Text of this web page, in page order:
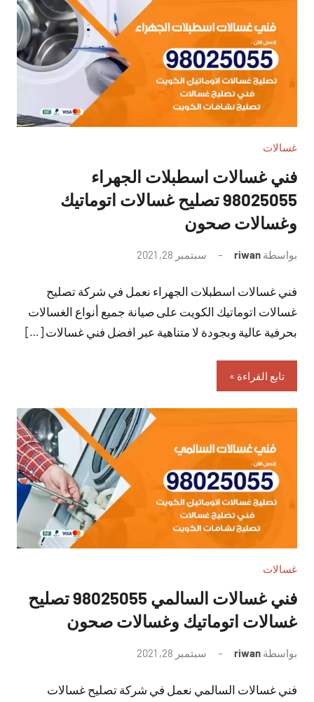
غسالات
فني غسالات اسطبلات الجهراء
98025055 تصليح غسالات اتوماتيك
وغسالات صحون
بواسطة riwan سبتمبر 28, 2021
تعليقات
فني غسالات اسطبلات الجهراء نعمل في شركة تصليح
غسالات اتوماتيك الكويت على صيانة جميع أنواع الغسالات
بحرفية عالية وبجودة لا متناهية عبر افضل فني غسالات […]
تابع القراءة
غسالات
فني غسالات السالمي 98025055 تصليح
غسالات اتوماتيك وغسالات صحون
بواسطة riwan سبتمبر 28, 2021
تعليقات
فني غسالات السالمي نعمل في شركة تصليح غسالات